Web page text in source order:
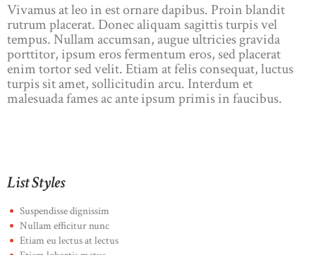
Vivamus at leo in est ornare dapibus. Proin blandit
rutrum placerat. Donec aliquam sagittis turpis vel
tempus. Nullam accumsan, augue ultricies gravida
porttitor, ipsum eros fermentum eros, sed placerat
enim tortor sed velit. Etiam at felis consequat, luctus
turpis sit amet, sollicitudin arcu. Interdum et
malesuada fames ac ante ipsum primis in faucibus.
List Styles
Suspendisse dignissim
Nullam efficitur nunc
Etiam eu lectus at lectus